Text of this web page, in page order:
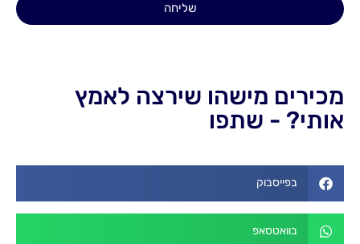
שליחה
מכירים מישהו שירצה לאמץ
אותי? - שתפו
בפייסבוק
בוואטסאפ